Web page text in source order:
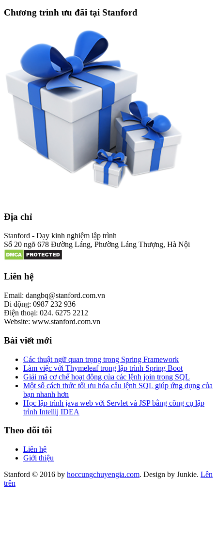
Chương trình ưu đãi tại Stanford
Địa chỉ
Stanford - Dạy kinh nghiệm lập trình
Số 20 ngõ 678 Đường Láng, Phường Láng Thượng, Hà Nội
Liên hệ
Email: dangbq@stanford.com.vn
Di động: 0987 232 936
Điện thoại: 024. 6275 2212
Website: www.stanford.com.vn
Bài viết mới
Các thuật ngữ quan trọng trong Spring Framework
Làm việc với Thymeleaf trong lập trình Spring Boot
Giải mã cơ chế hoạt động của các lệnh join trong SQL
Một số cách thức tối ưu hóa câu lệnh SQL giúp ứng dụng của
bạn nhanh hơn
Học lập trình java web với Servlet và JSP bằng công cụ lập
trình Intellij IDEA
Theo dõi tôi
Liên hệ
Giới thiệu
Stanford © 2016 by hoccungchuyengia.com. Design by Junkie. Lên
trên